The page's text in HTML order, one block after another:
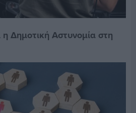
Δημοτική Αστυνομία στη